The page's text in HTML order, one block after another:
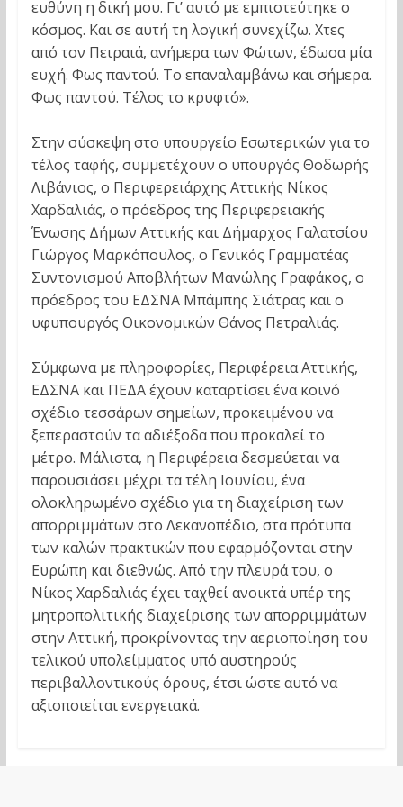
ευθύνη η δική μου. Γι’ αυτό με εμπιστεύτηκε ο
κόσμος. Και σε αυτή τη λογική συνεχίζω. Χτες
από τον Πειραιά, ανήμερα των Φώτων, έδωσα μία
ευχή. Φως παντού. Το επαναλαμβάνω και σήμερα.
Φως παντού. Τέλος το κρυφτό».
Στην σύσκεψη στο υπουργείο Εσωτερικών για το
τέλος ταφής, συμμετέχουν ο υπουργός Θοδωρής
Λιβάνιος, ο Περιφερειάρχης Αττικής Νίκος
Χαρδαλιάς, ο πρόεδρος της Περιφερειακής
Ένωσης Δήμων Αττικής και Δήμαρχος Γαλατσίου
Γιώργος Μαρκόπουλος, ο Γενικός Γραμματέας
Συντονισμού Αποβλήτων Μανώλης Γραφάκος, ο
πρόεδρος του ΕΔΣΝΑ Μπάμπης Σιάτρας και ο
υφυπουργός Οικονομικών Θάνος Πετραλιάς.
Σύμφωνα με πληροφορίες, Περιφέρεια Αττικής,
ΕΔΣΝΑ και ΠΕΔΑ έχουν καταρτίσει ένα κοινό
σχέδιο τεσσάρων σημείων, προκειμένου να
ξεπεραστούν τα αδιέξοδα που προκαλεί το
μέτρο. Μάλιστα, η Περιφέρεια δεσμεύεται να
παρουσιάσει μέχρι τα τέλη Ιουνίου, ένα
ολοκληρωμένο σχέδιο για τη διαχείριση των
απορριμμάτων στο Λεκανοπέδιο, στα πρότυπα
των καλών πρακτικών που εφαρμόζονται στην
Ευρώπη και διεθνώς. Από την πλευρά του, ο
Νίκος Χαρδαλιάς έχει ταχθεί ανοικτά υπέρ της
μητροπολιτικής διαχείρισης των απορριμμάτων
στην Αττική, προκρίνοντας την αεριοποίηση του
τελικού υπολείμματος υπό αυστηρούς
περιβαλλοντικούς όρους, έτσι ώστε αυτό να
αξιοποιείται ενεργειακά.